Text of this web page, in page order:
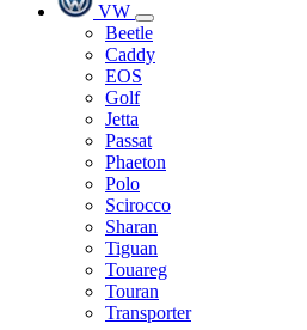
VW
Beetle
Caddy
EOS
Golf
Jetta
Passat
Phaeton
Polo
Scirocco
Sharan
Tiguan
Touareg
Touran
Transporter